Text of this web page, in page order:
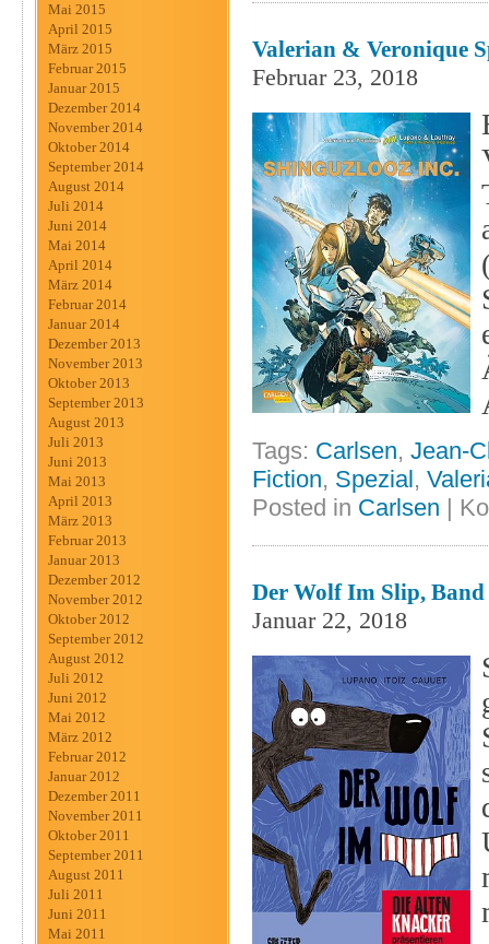
Mai 2015
April 2015
März 2015
Februar 2015
Januar 2015
Dezember 2014
November 2014
Oktober 2014
September 2014
August 2014
Juli 2014
Juni 2014
Mai 2014
April 2014
März 2014
Februar 2014
Januar 2014
Dezember 2013
November 2013
Oktober 2013
September 2013
August 2013
Juli 2013
Juni 2013
Mai 2013
April 2013
März 2013
Februar 2013
Januar 2013
Dezember 2012
November 2012
Oktober 2012
September 2012
August 2012
Juli 2012
Juni 2012
Mai 2012
März 2012
Februar 2012
Januar 2012
Dezember 2011
November 2011
Oktober 2011
September 2011
August 2011
Juli 2011
Juni 2011
Mai 2011
Valerian & Veronique
Februar 23, 2018
Tags: Carlsen, Jean-
Fiction, Spezial,
Posted in Carlsen |
Der Wolf Im Slip,
Januar 22, 2018